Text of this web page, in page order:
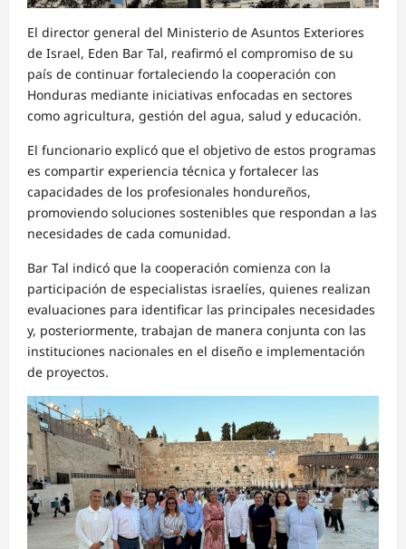
El director general del Ministerio de Asuntos Exteriores
de Israel, Eden Bar Tal, reafirmó el compromiso de su
país de continuar fortaleciendo la cooperación con
Honduras mediante iniciativas enfocadas en sectores
como agricultura, gestión del agua, salud y educación.
El funcionario explicó que el objetivo de estos programas
es compartir experiencia técnica y fortalecer las
capacidades de los profesionales hondureños,
promoviendo soluciones sostenibles que respondan a las
necesidades de cada comunidad.
Bar Tal indicó que la cooperación comienza con la
participación de especialistas israelíes, quienes realizan
evaluaciones para identificar las principales necesidades
y, posteriormente, trabajan de manera conjunta con las
instituciones nacionales en el diseño e implementación
de proyectos.